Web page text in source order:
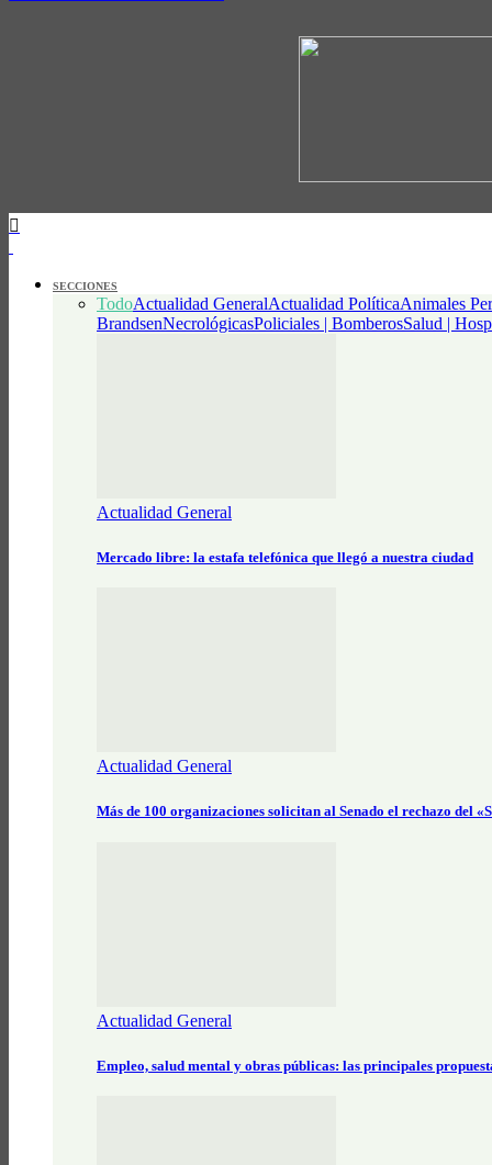
SECCIONES
TodoActualidad GeneralActualidad PolíticaAnimales
BrandsenNecrológicasPoliciales | BomberosSalud |
Actualidad General
Mercado libre: la estafa telefónica que llegó a nuestra ciudad
Actualidad General
Más de 100 organizaciones solicitan al Senado el rechazo del
Actualidad General
Empleo, salud mental y obras públicas: las principales